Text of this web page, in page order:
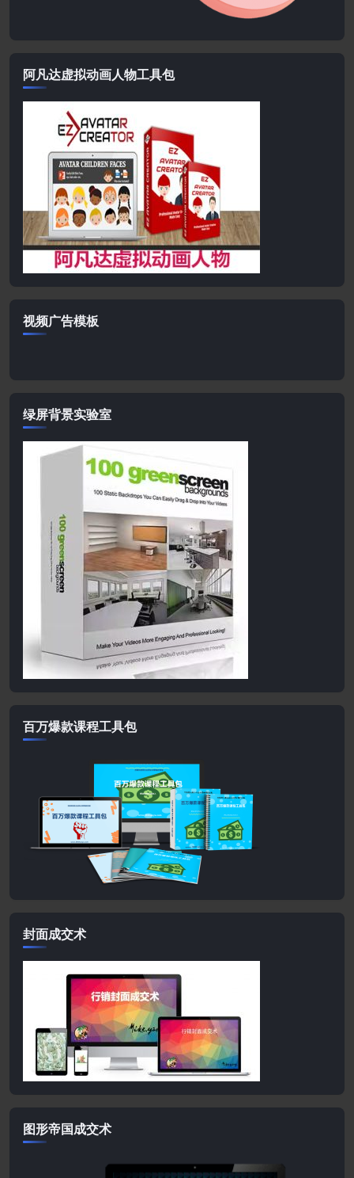
阿凡达虚拟动画人物工具包
视频广告模板
绿屏背景实验室
百万爆款课程工具包
封面成交术
图形帝国成交术